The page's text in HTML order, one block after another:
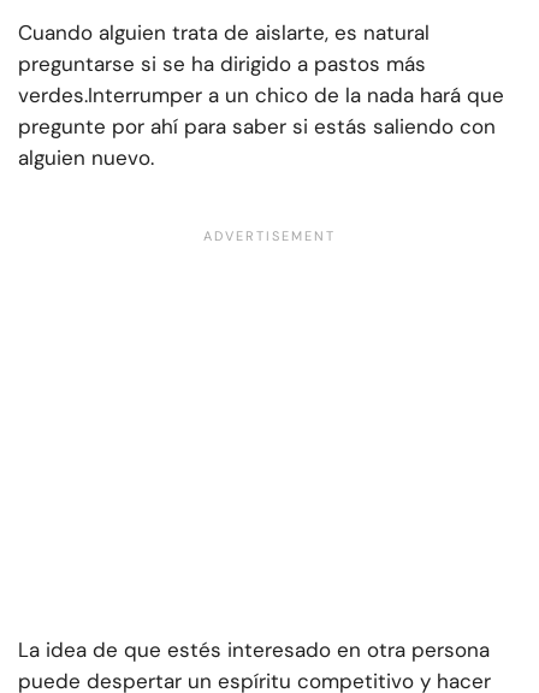
Cuando alguien trata de aislarte, es natural
preguntarse si se ha dirigido a pastos más
verdes.Interrumper a un chico de la nada hará que
pregunte por ahí para saber si estás saliendo con
alguien nuevo.
La idea de que estés interesado en otra persona
puede despertar un espíritu competitivo y hacer